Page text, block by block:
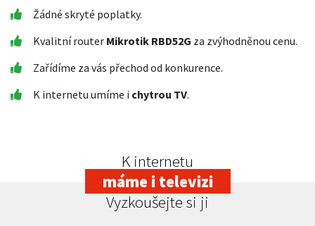
Žádné skryté poplatky.
Kvalitní router Mikrotik RBD52G za zvýhodněnou cenu.
Zařídíme za vás přechod od konkurence.
K internetu umíme i chytrou TV.
K internetu
máme i televizi
Vyzkoušejte si ji